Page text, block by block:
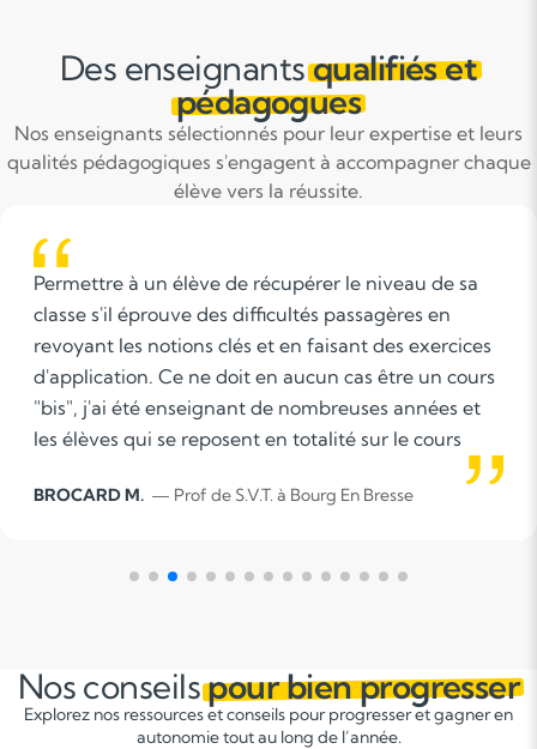
Des enseignantsqualifiés et
pédagogues
Nos enseignants sélectionnés pour leur expertise et leurs
qualités pédagogiques s'engagent à accompagner chaque
élève vers la réussite.
le niveau de sa
passagères en
faisant des exercices
cas être un cours
années et
totalité sur le cours
donc pas à mes
très sélectives.
En Bresse
Écoute,diagnostic des
des élèves pour bien
Lahsen B.— Prof de
Nos conseilspour bien progresser
Explorez nos ressources et conseils pour progresser et gagner en
autonomie tout au long de l’année.